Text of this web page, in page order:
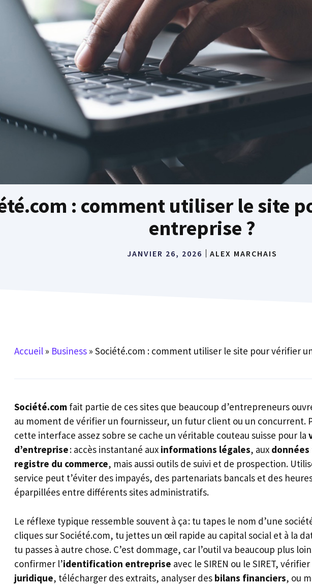
: comment utiliser le site
entreprise ?
JANVIER 26, 2026 ALEX MARCHAIS
Accueil » Business » Société.com : comment utiliser le site pour vérifier
Société.com fait partie de ces sites que beaucoup d’entrepreneurs
au moment de vérifier un fournisseur, un futur client ou un concurrent.
cette interface assez sobre se cache un véritable couteau suisse pour la
d’entreprise: accès instantané aux informations légales, aux
registre du commerce, mais aussi outils de suivi et de prospection.
service peut t’éviter des impayés, des partenariats bancals et des
éparpillées entre différents sites administratifs.
Le réflexe typique ressemble souvent à ça : tu tapes le nom d’une
cliques sur Société.com, tu jettes un œil rapide au capital social et à la
tu passes à autre chose. C’est dommage, car l’outil va beaucoup plus
confirmer l’identification entreprise avec le SIREN ou le SIRET, vérifier
juridique, télécharger des extraits, analyser des bilans financiers, ou